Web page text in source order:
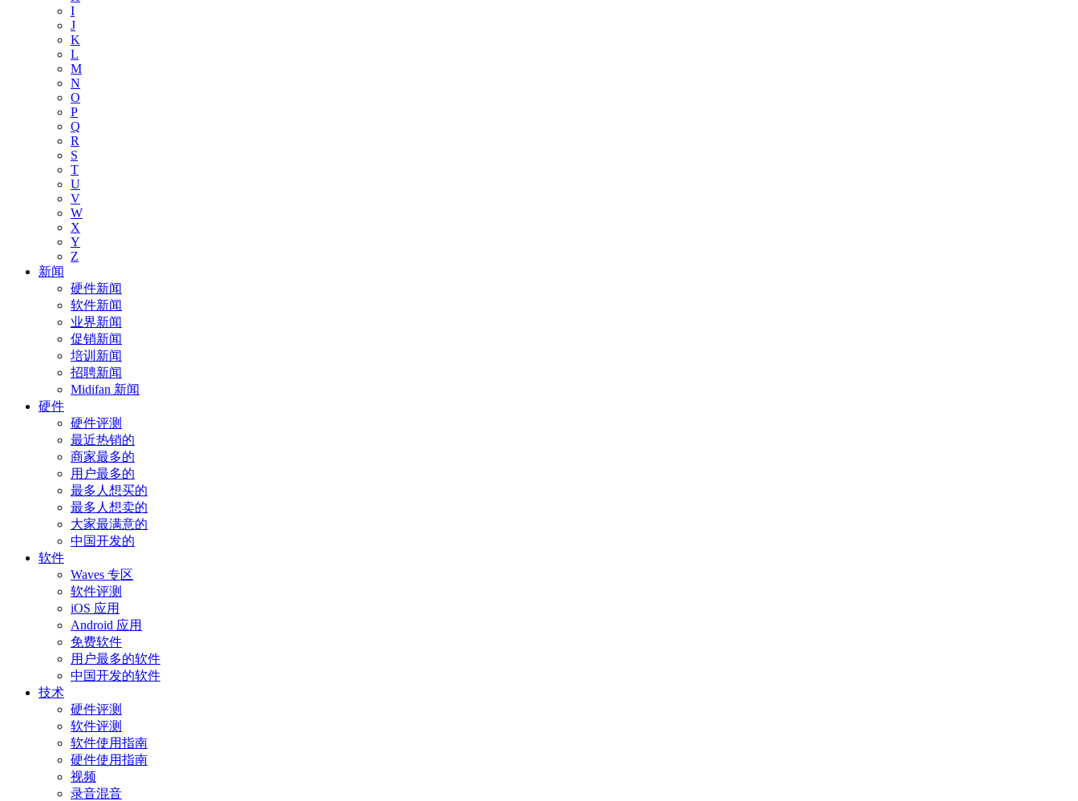
I
J
K
L
M
N
O
P
Q
R
S
T
U
V
W
X
Y
Z
新闻
硬件新闻
软件新闻
业界新闻
促销新闻
培训新闻
招聘新闻
Midifan 新闻
硬件
硬件评测
最近热销的
商家最多的
用户最多的
最多人想买的
最多人想卖的
大家最满意的
中国开发的
软件
Waves 专区
软件评测
iOS 应用
Android 应用
免费软件
用户最多的软件
中国开发的软件
技术
硬件评测
软件评测
软件使用指南
硬件使用指南
视频
录音混音